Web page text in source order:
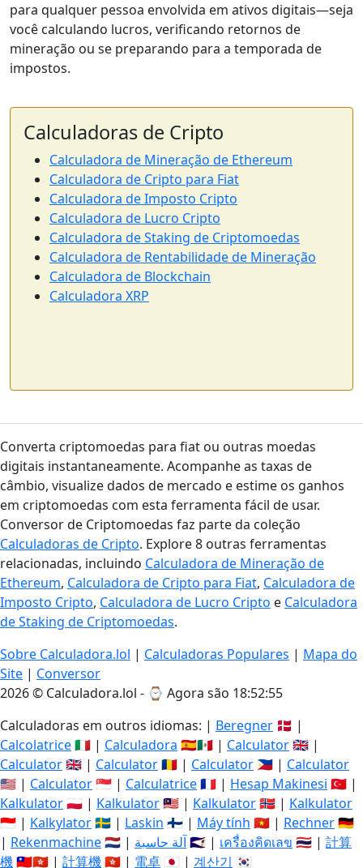
para qualquer pessoa envolvida em ativos digitais—seja
você calculando lucros, verificando retornos de
mineração ou se preparando para a temporada de
impostos.
Calculadoras de Cripto
Calculadora de Mineração de Ethereum
Calculadora de Cripto para Fiat
Calculadora de Imposto Cripto
Calculadora de Lucro Cripto
Calculadora de Staking de Criptomoedas
Calculadora de Rentabilidade de Mineração
Calculadora de Blockchain
Calculadora XRP
Converta criptomoedas para fiat ou outras moedas
digitais instantaneamente. Acompanhe as taxas de
câmbio, visualize dados de mercado e estime os ganhos
em criptomoedas com esta ferramenta fácil de usar.
Conversor de Criptomoedas faz parte da coleção
Calculadoras de Cripto. Explore 8 outras ferramentas
relacionadas, incluindo Calculadora de Mineração de
Ethereum, Calculadora de Cripto para Fiat, Calculadora de
Imposto Cripto, Calculadora de Lucro Cripto e Calculadora
de Staking de Criptomoedas.
Sobre Calculadora.lol | Calculadoras Populares | Mapa do
Site | Conversor
2026 © Calculadora.lol - ⌚ Agora são 18:52:56
Calculadoras em outros idiomas: | Beregner 🇩🇰 |
Calcolatrice🇮🇹 | Calculadora 🇪🇸🇲🇽 | Calculator🇬🇧 |
Calculator🇬🇧 | Calculator🇷🇴 | Calculator 🇵🇭 | Calculator
🇺🇸 | Calculator🇸🇬 | Calculatrice🇫🇷 | Hesap Makinesi 🇹🇷 |
Kalkulator🇵🇱 | Kalkulator🇲🇾 | Kalkulator🇳🇴 | Kalkulator
🇮🇩 | Kalkylator🇸🇪 | Laskin 🇫🇮 | Máy tính 🇻🇳 | Rechner🇩🇪
| Rekenmachine🇳🇱 | آلة حاسبة🇸🇦 | เครื่องคิดเลข 🇹🇭 | 計算
機🇹🇼🇭🇰 | 計算機🇭🇰 | 電卓 🇯🇵 | 계산기 🇰🇷